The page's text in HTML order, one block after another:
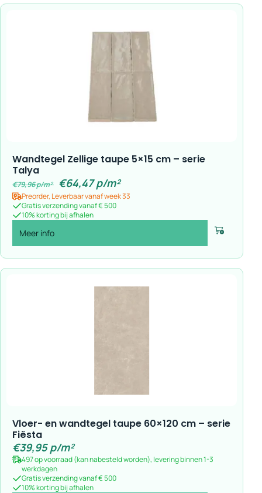
Wandtegel Zellige taupe 5×15 cm – serie
Talya
€79,96p/m² €64,47p/m²
Preorder, Leverbaar vanaf week 33
Gratis verzending vanaf € 500
10% korting bij afhalen
Meer info Voeg toe
Vloer- en wandtegel taupe 60×120 cm – serie
Fiësta
€39,95p/m²
497 op voorraad (kan nabesteld worden), levering binnen 1-3
werkdagen
Gratis verzending vanaf € 500
10% korting bij afhalen